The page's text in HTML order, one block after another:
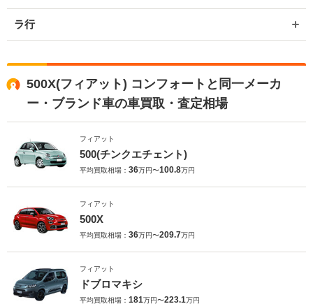
ラ行
500X(フィアット) コンフォートと同一メーカ
ー・ブランド車の車買取・査定相場
フィアット
500(チンクエチェント)
平均買取相場： 36万円〜100.8万円
フィアット
500X
平均買取相場： 36万円〜209.7万円
フィアット
ドブロマキシ
平均買取相場： 181万円〜223.1万円